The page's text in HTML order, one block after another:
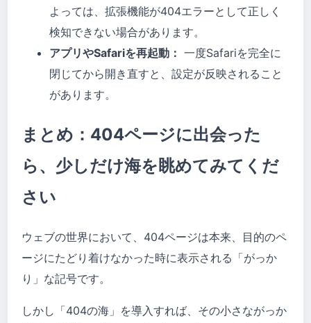
よっては、拡張機能が404エラーとして正しく
検知できない場合があります。
アプリやSafariを再起動： 一度Safariを完全に
閉じてから開き直すと、設定が反映されること
があります。
まとめ：404ページに出会った
ら、少しだけ海を眺めてみてくだ
さい
ウェブの世界において、404ページは本来、目的のペ
ージにたどり着けなかった時に表示される「がっか
り」な記号です。
しかし「404の海」を導入すれば、その小さながっか